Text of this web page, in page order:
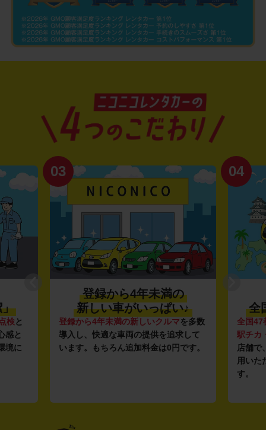
」
検と
感と
境に
03
登録から4年未満の
新しい車がいっぱい♪
登録から4年未満の新しいクルマを多数
導入し、快適な車両の提供を追求して
います。もちろん追加料金は0円です。
04
全
全国47
駅チカ
店舗で
用いた
す。